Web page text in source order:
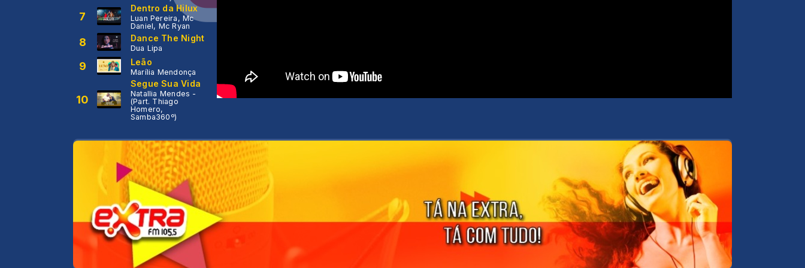
7
Dentro da Hilux
Luan Pereira, Mc
Daniel, Mc Ryan
8 Dance The Night
Dua Lipa
9 Leão
Marília Mendonça
10
Segue Sua Vida
Natallia Mendes -
(Part. Thiago
Homero,
Samba360º)